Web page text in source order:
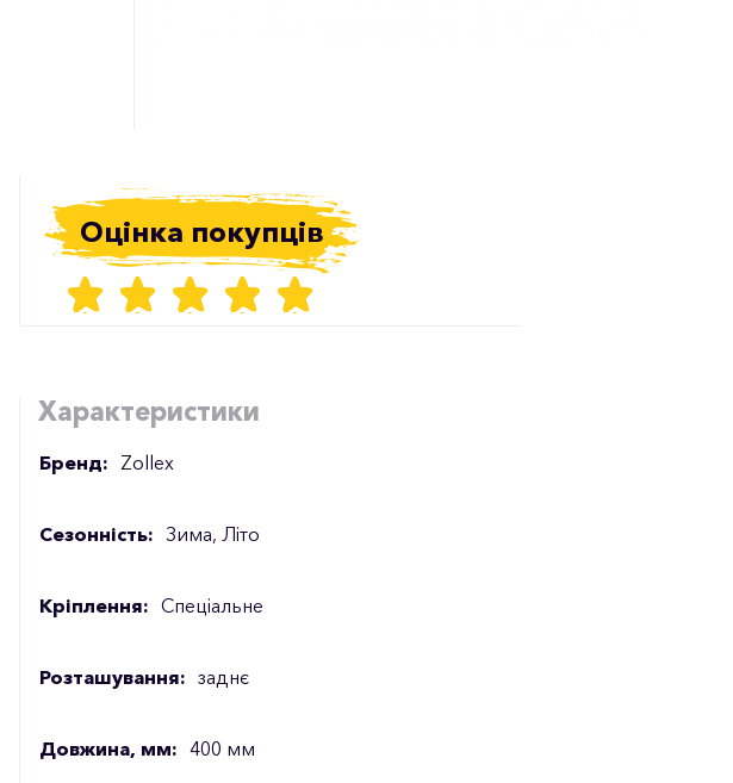
Оцінка покупців
Характеристики
Бренд: Zollex
Сезонність: Зима, Літо
Кріплення: Спеціальне
Розташування: заднє
Довжина, мм: 400 мм